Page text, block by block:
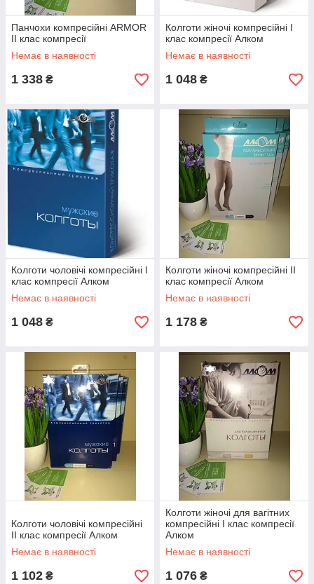
Панчохи компресійні ARMOR
II клас компресії
Немає в наявності
1 338 ₴
Колготи жіночі компресійні I
клас компресії Алком
Немає в наявності
1 048 ₴
Колготи чоловічі компресійні I
клас компресії Алком
Немає в наявності
1 048 ₴
Колготи жіночі компресійні II
клас компресії Алком
Немає в наявності
1 178 ₴
Колготи чоловічі компресійні
II клас компресії Алком
Немає в наявності
1 102 ₴
Колготи жіночі для вагітних
компресійні I клас компресії
Алком
Немає в наявності
1 076 ₴